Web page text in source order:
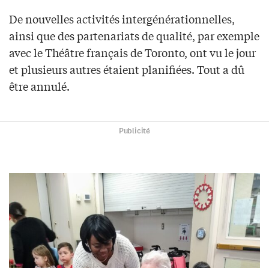
De nouvelles activités intergénérationnelles,
ainsi que des partenariats de qualité, par exemple
avec le Théâtre français de Toronto, ont vu le jour
et plusieurs autres étaient planifiées. Tout a dû
être annulé.
Publicité